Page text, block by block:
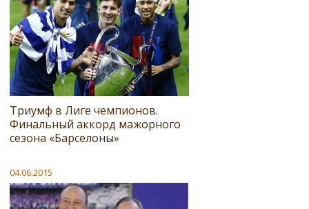
Триумф в Лиге чемпионов.
Финальный аккорд мажорного
сезона «Барселоны»
04.06.2015